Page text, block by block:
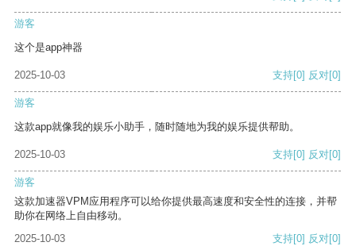
游客
这个是app神器
2025-10-03 支持[0] 反对[0]
游客
这款app就像我的娱乐小助手，随时随地为我的娱乐提供帮助。
2025-10-03 支持[0] 反对[0]
游客
这款加速器VPM应用程序可以给你提供最高速度和安全性的连接，并帮
助你在网络上自由移动。
2025-10-03
支持[0] 反对[0]